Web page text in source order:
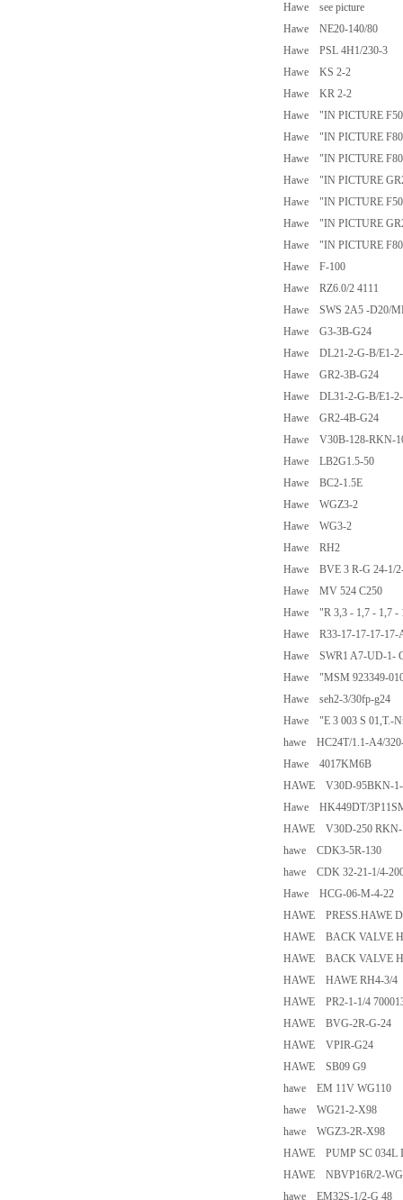
Hawe see picture
Hawe NE20-140/80
Hawe PSL 4H1/230-3
Hawe KS 2-2
Hawe KR 2-2
Hawe "IN PICTURE
Hawe "IN PICTURE
Hawe "IN PICTURE
Hawe "IN PICTURE
Hawe "IN PICTURE
Hawe "IN PICTURE
Hawe "IN PICTURE
Hawe F-100
Hawe RZ6.0/2 4111
Hawe SWS 2A5 -D20/
Hawe G3-3B-G24
Hawe DL21-2-G-B/E1-
Hawe GR2-3B-G24
Hawe DL31-2-G-B/E1-
Hawe GR2-4B-G24
Hawe V30B-128-RKN-
Hawe LB2G1.5-50
Hawe BC2-1.5E
Hawe WGZ3-2
Hawe WG3-2
Hawe RH2
Hawe BVE 3 R-G 24-1/
Hawe MV 524 C250
Hawe "R 3,3 - 1,7 - 1,7 -
Hawe R33-17-17-17-17-
Hawe SWR1 A7-UD-1-
Hawe "MSM 923349-
Hawe seh2-3/30fp-g24
Hawe "E 3 003 S 01,T.-
hawe HC24T/1.1-A4/
Hawe 4017KM6B
HAWE V30D-95BKN-1-
Hawe HK449DT/
HAWE V30D-250 RKN-
hawe CDK3-5R-130
hawe CDK 32-21-1/4-
Hawe HCG-06-M-4-22
HAWE PRESS.HAWE
HAWE BACK VALVE
HAWE BACK VALVE
HAWE HAWE RH4-3/4
HAWE PR2-1-1/4
HAWE BVG-2R-G-24
HAWE VPIR-G24
HAWE SB09 G9
hawe EM 11V WG110
hawe WG21-2-X98
hawe WGZ3-2R-X98
HAWE PUMP SC 034L
HAWE NBVP16R/2-
hawe EM32S-1/2-G 48